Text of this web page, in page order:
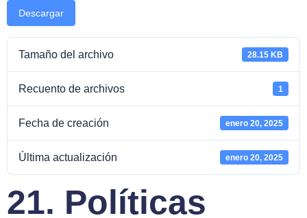
Descargar
Tamaño del archivo 28.15 KB
Recuento de archivos 1
Fecha de creación enero 20, 2025
Última actualización enero 20, 2025
21. Políticas